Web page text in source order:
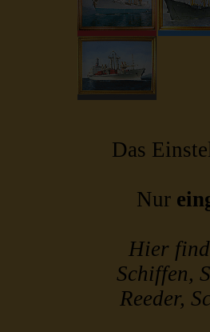
Das
Nur
Hier
Schiffen,
Reeder,